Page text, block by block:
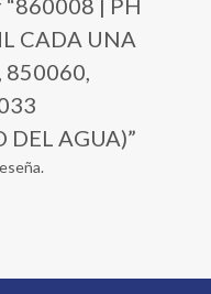
| PH
CADA UNA
850060,
DEL AGUA)”